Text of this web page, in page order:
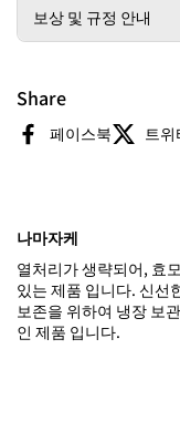
보상 및 규정 안내
Share
페이스북 트위
나마자케
열처리가 생략되어, 효
있는 제품 입니다. 신선
보존을 위하여 냉장 보
인 제품 입니다.